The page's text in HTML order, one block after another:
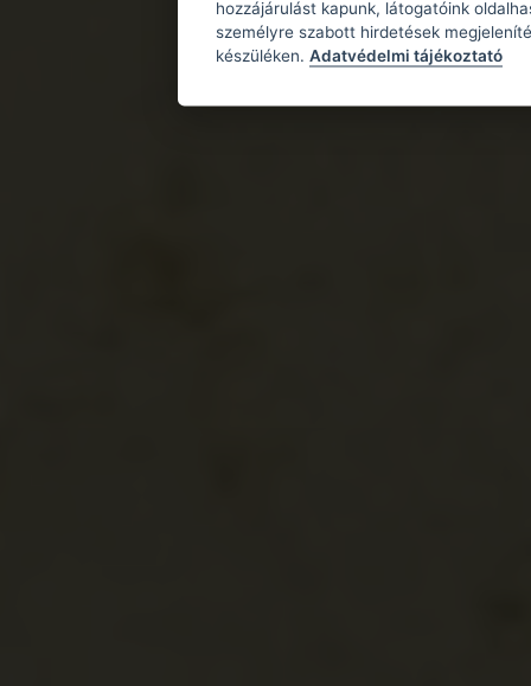
hozzájárulást kapunk, látogatóink
személyre szabott hirdetések
készüléken. Adatvédelmi tájékoztató